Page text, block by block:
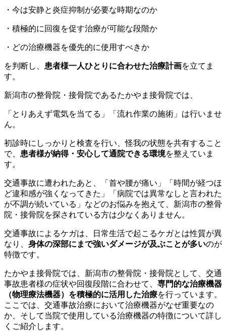
・今は安静と炎症抑制が必要な時期なのか
・積極的に回復を促す治療が可能な段階か
・どの治療機器を優先的に使用すべきか
を判断し、 患者様一人ひとりに合わせた治療計画を立てま
す。
新潟市の整骨院・接骨院であるたかやま接骨院では、
「とりあえず電気を当てる」「流れ作業の施術」は行いませ
ん。
初診時にしっかりと検査を行い、怪我の状態を共有すること
で、 患者様が納得・安心して通院できる環境を整えていま
す。
交通事故に遭われたあと、「首や腰が痛い」「時間が経つほ
ど違和感が強くなってきた」「病院では異常なしと言われた
が不調が続いている」などのお悩みを抱えて、新潟市の整骨
院・接骨院を探されている方は少なくありません。
交通事故によるケガは、日常生活で起こるケガとは性質が異
なり、 身体の深部にまで強いダメージが及ぶことが多いのが
特徴です。
たかやま接骨院では、新潟市の整骨院・接骨院として、交通
事故患者様の症状や回復段階に合わせて、 専門的な治療機器
（物理療法機器）を積極的に活用した治療を行っています。
ここでは、交通事故治療において治療機器がなぜ重要なの
か、そして当院で使用している治療機器の特徴について詳し
くご紹介します。